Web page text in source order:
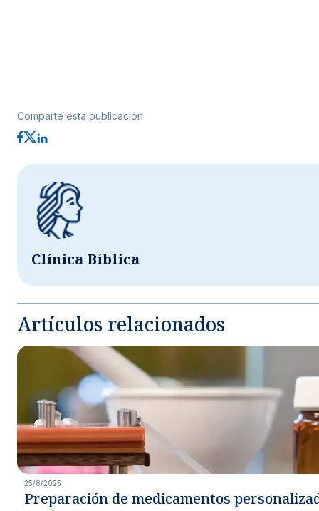
Comparte esta publicación
Clínica Bíblica
Artículos relacionados
25/8/2025
Preparación de medicamentos